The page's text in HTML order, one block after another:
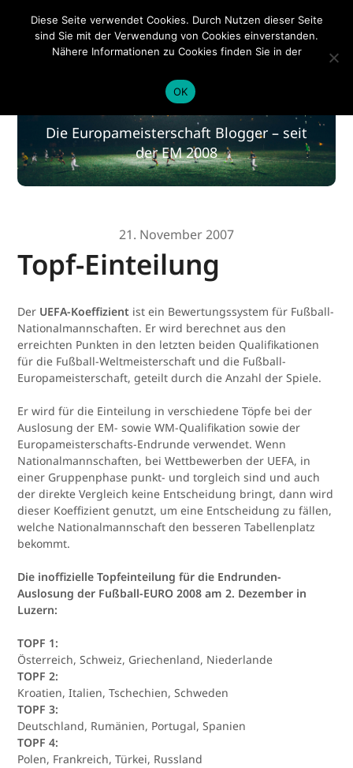
EM 2020
EM 2020
Die Europameisterschaft Blogger – seit
der EM 2008
21. November 2007
Topf-Einteilung
Der UEFA-Koeffizient ist ein Bewertungssystem für Fußball-
Nationalmannschaften. Er wird berechnet aus den
erreichten Punkten in den letzten beiden Qualifikationen
für die Fußball-Weltmeisterschaft und die Fußball-
Europameisterschaft, geteilt durch die Anzahl der Spiele.
Er wird für die Einteilung in verschiedene Töpfe bei der
Auslosung der EM- sowie WM-Qualifikation sowie der
Europameisterschafts-Endrunde verwendet. Wenn
Nationalmannschaften, bei Wettbewerben der UEFA, in
einer Gruppenphase punkt- und torgleich sind und auch
der direkte Vergleich keine Entscheidung bringt, dann wird
dieser Koeffizient genutzt, um eine Entscheidung zu fällen,
welche Nationalmannschaft den besseren Tabellenplatz
bekommt.
Die inoffizielle Topfeinteilung für die Endrunden-
Auslosung der Fußball-EURO 2008 am 2. Dezember in
Luzern:
TOPF 1:
Österreich, Schweiz, Griechenland, Niederlande
TOPF 2:
Kroatien, Italien, Tschechien, Schweden
TOPF 3:
Deutschland, Rumänien, Portugal, Spanien
TOPF 4:
Polen, Frankreich, Türkei, Russland
Diese Seite verwendet Cookies. Durch Nutzen dieser Seite
sind Sie mit der Verwendung von Cookies einverstanden.
Nähere Informationen zu Cookies finden Sie in der
OK